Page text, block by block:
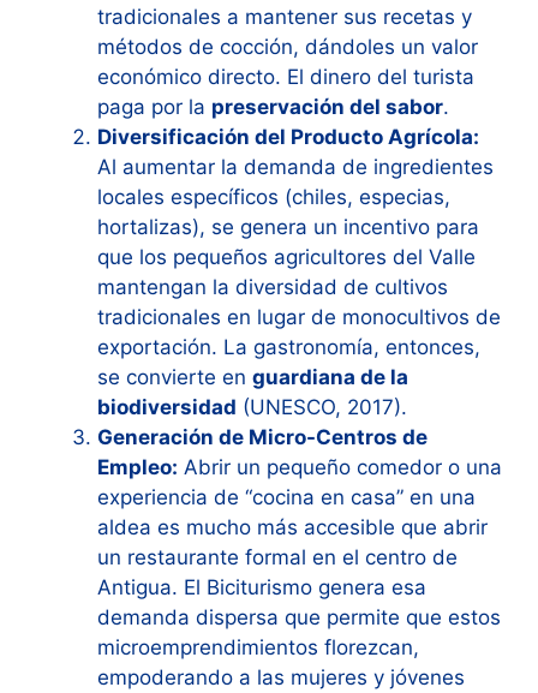
tradicionales a mantener sus recetas y
métodos de cocción, dándoles un valor
económico directo. El dinero del turista
paga por la preservación del sabor.
Diversificación del Producto Agrícola:
Al aumentar la demanda de ingredientes
locales específicos (chiles, especias,
hortalizas), se genera un incentivo para
que los pequeños agricultores del Valle
mantengan la diversidad de cultivos
tradicionales en lugar de monocultivos de
exportación. La gastronomía, entonces,
se convierte en guardiana de la
biodiversidad (UNESCO, 2017).
Generación de Micro-Centros de
Empleo: Abrir un pequeño comedor o una
experiencia de “cocina en casa” en una
aldea es mucho más accesible que abrir
un restaurante formal en el centro de
Antigua. El Biciturismo genera esa
demanda dispersa que permite que estos
microemprendimientos florezcan,
empoderando a las mujeres y jóvenes